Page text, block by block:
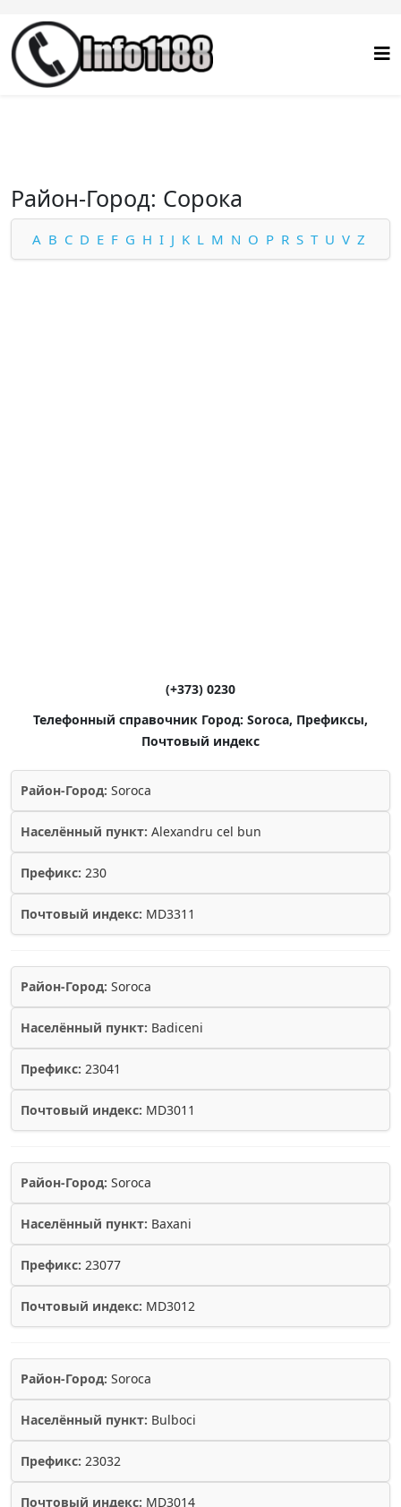
Район-Город: Сорока
A B C D E F G H I J K L M N O P R S T U V Z
(+373) 0230
Телефонный справочник Город: Soroca, Префиксы,
Почтовый индекс
Район-Город: Soroca
Населённый пункт: Alexandru cel bun
Префикс: 230
Почтовый индекс: MD3311
Район-Город: Soroca
Населённый пункт: Badiceni
Префикс: 23041
Почтовый индекс: MD3011
Район-Город: Soroca
Населённый пункт: Baxani
Префикс: 23077
Почтовый индекс: MD3012
Район-Город: Soroca
Населённый пункт: Bulboci
Префикс: 23032
Почтовый индекс: MD3014